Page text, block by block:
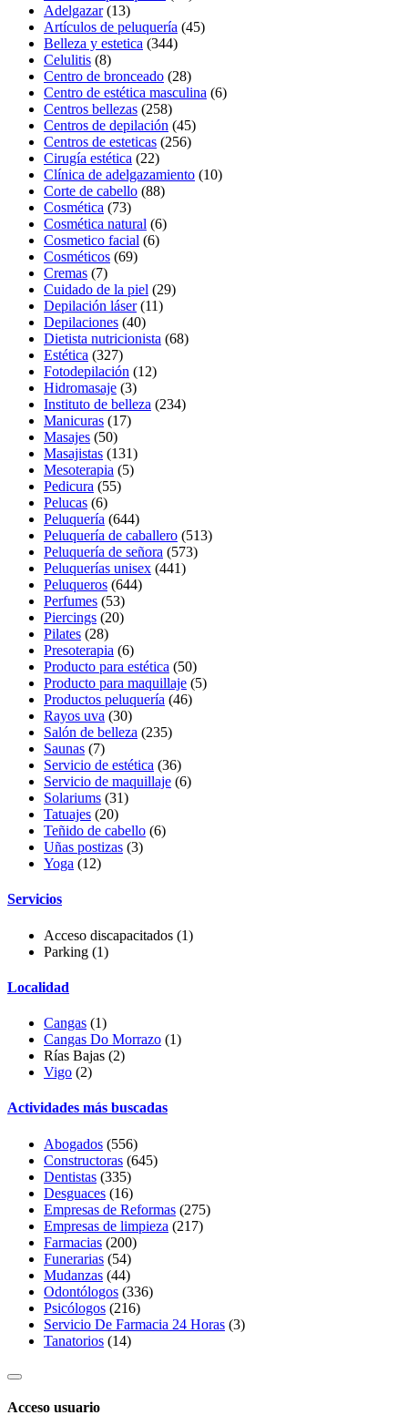
Adelgazar(13)
Artículos de peluquería (45)
Belleza y estetica (344)
Celulitis (8)
Centro de bronceado (28)
Centro de estética masculina (6)
Centros bellezas (258)
Centros de depilación (45)
Centros de esteticas (256)
Cirugía estética (22)
Clínica de adelgazamiento (10)
Corte de cabello (88)
Cosmética (73)
Cosmética natural (6)
Cosmetico facial (6)
Cosméticos (69)
Cremas (7)
Cuidado de la piel (29)
Depilación láser(11)
Depilaciones (40)
Dietista nutricionista (68)
Estética (327)
Fotodepilación (12)
Hidromasaje (3)
Instituto de belleza (234)
Manicuras (17)
Masajes (50)
Masajistas (131)
Mesoterapia (5)
Pedicura (55)
Pelucas (6)
Peluquería (644)
Peluquería de caballero (513)
Peluquería de señora (573)
Peluquerías unisex (441)
Peluqueros (644)
Perfumes (53)
Piercings (20)
Pilates (28)
Presoterapia (6)
Producto para estética (50)
Producto para maquillaje (5)
Productos peluquería (46)
Rayos uva (30)
Salón de belleza (235)
Saunas (7)
Servicio de estética (36)
Servicio de maquillaje (6)
Solariums (31)
Tatuajes (20)
Teñido de cabello (6)
Uñas postizas (3)
Yoga (12)
Servicios
Acceso discapacitados (1)
Parking (1)
Localidad
Cangas (1)
Cangas Do Morrazo (1)
Rías Bajas (2)
Vigo (2)
Actividades más buscadas
Abogados (556)
Constructoras (645)
Dentistas (335)
Desguaces (16)
Empresas de Reformas (275)
Empresas de limpieza (217)
Farmacias (200)
Funerarias (54)
Mudanzas (44)
Odontólogos (336)
Psicólogos (216)
Servicio De Farmacia 24 Horas (3)
Tanatorios (14)
Acceso usuario